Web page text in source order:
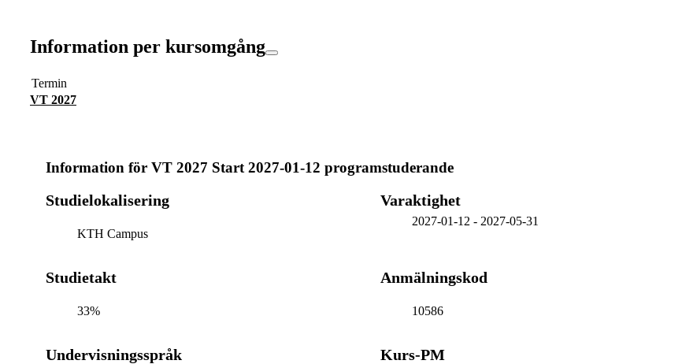
Information per kursomgång
Termin
VT 2027
Information för VT 2027 Start 2027-01-12 programstuderande
Studielokalisering
KTH Campus
Varaktighet
2027-01-12 - 2027-05-31
Studietakt
33%
Anmälningskod
10586
Undervisningsspråk Kurs-PM